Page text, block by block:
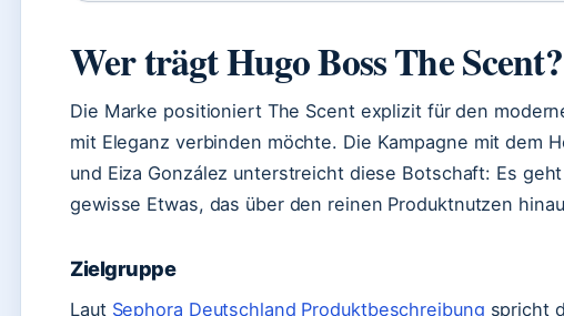
Wer trägt Hugo Boss The Scent?
Die Marke positioniert The Scent explizit für den
mit Eleganz verbinden möchte. Die Kampagne mit dem
und Eiza González unterstreicht diese Botschaft: Es
gewisse Etwas, das über den reinen Produktnutzen
Zielgruppe
Laut Sephora Deutschland Produktbeschreibung spricht